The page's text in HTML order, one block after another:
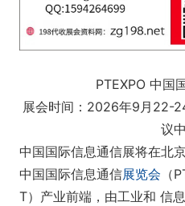
PTEXPO 中国
展会时间：2026年9月22-
议
中国国际信息通信展将在北
中国国际信息通信展览会 （
T）产业前端，由工业和 信